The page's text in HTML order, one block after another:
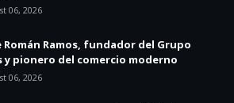
06, 2026
Román Ramos, fundador del Grupo
y pionero del comercio moderno
06, 2026